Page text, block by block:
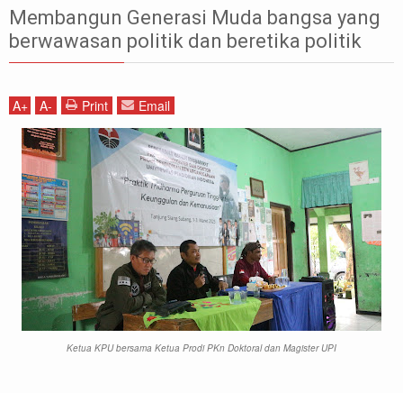
pendidikan
Membangun Generasi Muda bangsa yang berwawasan politik dan beretika
politik
Membangun Generasi Muda bangsa yang
berwawasan politik dan beretika politik
A+ A- Print Email
Ketua KPU bersama Ketua Prodi PKn Doktoral dan Magister UPI
KOMUNITAS